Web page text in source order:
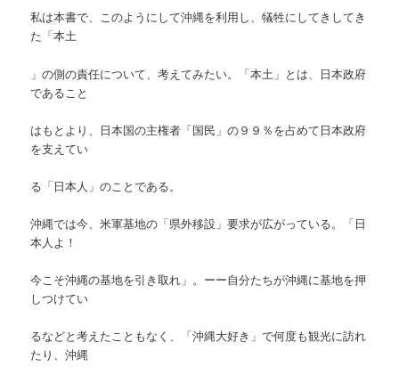
私は本書で、このようにして沖縄を利用し、犠牲にしてきしてき
た「本土
」の側の責任について、考えてみたい。「本土」とは、日本政府
であること
はもとより、日本国の主権者「国民」の９９％を占めて日本政府
を支えてい
る「日本人」のことである。
沖縄では今、米軍基地の「県外移設」要求が広がっている。「日
本人よ！
今こそ沖縄の基地を引き取れ」。ーー自分たちが沖縄に基地を押
しつけてい
るなどと考えたこともなく、「沖縄大好き」で何度も観光に訪れ
たり、沖縄